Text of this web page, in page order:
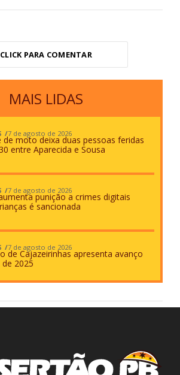
CLICK PARA COMENTAR
MAIS LIDAS
7 de agosto de 2026
de moto deixa duas pessoas feridas
entre Aparecida e Sousa
7 de agosto de 2026
punição a crimes digitais
é sancionada
7 de agosto de 2026
de Cajazeirinhas apresenta avanço
2025